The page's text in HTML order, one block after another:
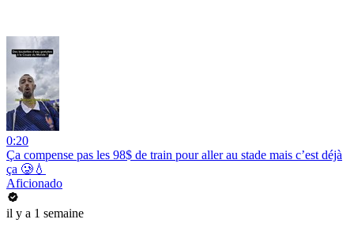
0:20
Ça compense pas les 98$ de train pour aller au stade mais c’est déjà
ça 🥲💧
Aficionado
il y a 1 semaine